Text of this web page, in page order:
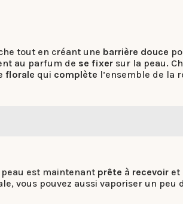
tout en créant une barrière douce
au parfum de se fixer sur la peau.
florale qui complète l’ensemble de la
est maintenant prête à recevoir et
vous pouvez aussi vaporiser un peu